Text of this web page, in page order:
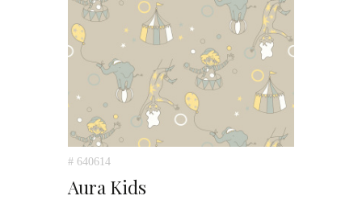
# 640614
Aura Kids